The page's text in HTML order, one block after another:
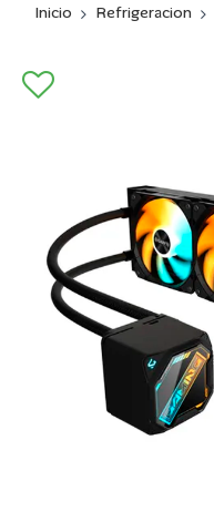
Inicio Refrigeracion